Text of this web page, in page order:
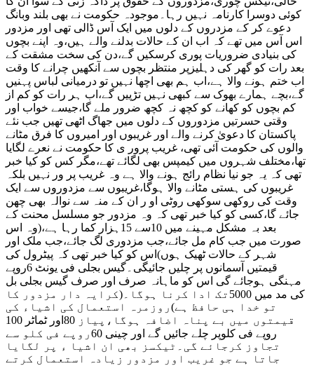
کوئی دوسرا کارنامہ نہیں رہا۔موجودہ حکومت نے بھی بلند وبانگ
دعوے کر کے مزدروں کے دلوں میں ایک آس ڈالی تھی اور مزدور
اس آس میں تھے کہ اب ان کے حالات بدلنے والے ہیں،وہ اپنے بچوں
کی بنیادی ضروریات پوری کرسکیں گے،دن کی سخت مشقت کے
بعد رات کو گھر کی دہلیزپر منتظر بچوں سے آنکھیں چرانے کا وقت
اب ختم ہونے والا ہے،اب ہم بھی اچھا نہیں تو درمیانی لباس پہنیں
گے،بچے ہمارے بھوک سے کبھی نہیں تڑپیں گے،اب ہر رات کو کم از
کم بچوں کو کھانے کو کچھ نہ کچھ ضرور ملے گا،جیسے خواب اور
وقتی حسرتیں مزدوروں کے دلوں میں جھاگ اٹھی تھیں جب نئے
پاکستان کا دعویٰ کرنے والے اور غریبوں اور امیروں کا فرق مٹانے
والوں کی حکومت آئی تھی، غریب پرور ی کا حکومت نے نعرے لگایا
تھا،مختلف شہروں میں کیمپس بھی لگائے تھے،مگر کس کو کیا خبر
تھی کہ یہ جو نیا نظام رائج ہونے والا ہے وہ غریب پر ور نہیں بلکہ
غریبوں کی ہستی مٹانے والا ہوگا،غریبوں سے مزدوروں سے ایک
وقت کی روکھی سوکھی روٹی او ر ان کے منہ سے نوالہ بھی چھن
جائے گا،کسی کو کیا خبر تھی کہ وہ مزدور جو مسلسل محنت کے
بعد بہ مشکل مہینے میں 10سے 15ہزار کما رہا ہے،(وہ اس
صورت میں جب کام مل جائے،جب مزدوری لگ جائے،جب ملک اور
شہر کے حالات ٹھیک ہوں)اس کو کیا خبر تھی کہ پیٹرول کی
قیمتیں آسمانوں پر چلیں جائیگی۔گیس بجلی فی یونٹ 6روپے
مہنگی ہوجائے گی اس کو ماہانہ صرف اور صرف گیس بجلی بل
کی مد میں 5000تک ادا کرنا ہوگا۔(کرایہ دار مزدور کا
تو خدا ہی حافظ ہے)روزمرہ استعمال کی اشیاء کی
قیمتوں میں بے پناہ اضافہ ہوگا،پیاز 80اور ٹماٹر 100
روپے فی کلوپر چلے جائیں گے اور چینی 60روپے فی کلو سے
تجاوز کرجائے گی۔ٹیکسز بھی ان اشیا ء پر لگایا
جاتا ہے جو غریب اور مزدور زیادہ استعمال کرتے